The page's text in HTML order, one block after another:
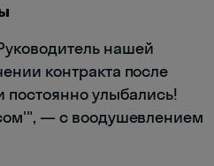
нашей
контракта после
улыбались!
— с воодушевлением